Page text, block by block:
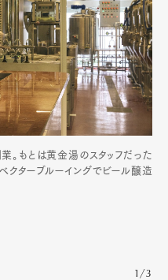
もとは黄金湯のスタッフだった
クターブルーイングでビール醸造
1/3